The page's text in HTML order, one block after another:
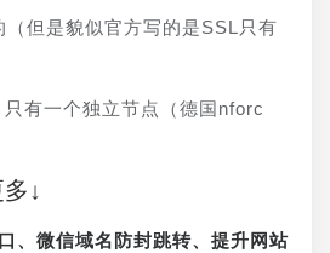
但是貌似官方写的是SSL只有
有一个独立节点（德国nforc
↓
、微信域名防封跳转、提升网站